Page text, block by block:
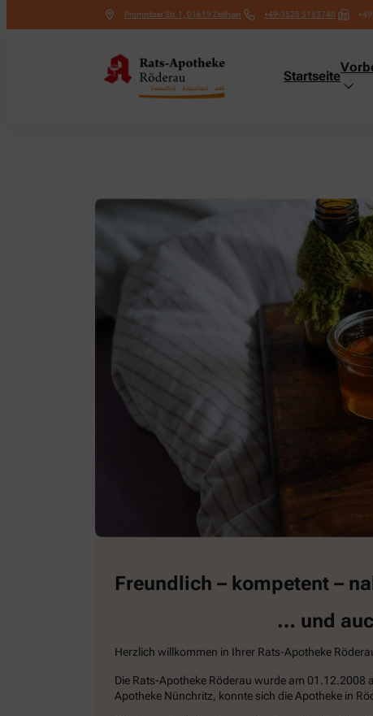
Promnitzer Str. 1 01619 Zeithain +49-3525 5183740
Startseite
Freundlich – kompetent –
… und
Herzlich willkommen in Ihrer Rats-Apotheke
Die Rats-Apotheke Röderau wurde am 01.12.2008
Apotheke Nünchritz, konnte sich die Apotheke in